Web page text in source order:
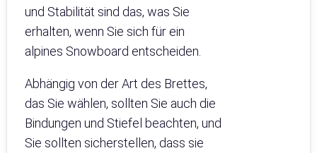
und Stabilität sind das, was Sie
erhalten, wenn Sie sich für ein
alpines Snowboard entscheiden.
Abhängig von der Art des Brettes,
das Sie wählen, sollten Sie auch die
Bindungen und Stiefel beachten, und
Sie sollten sicherstellen, dass sie